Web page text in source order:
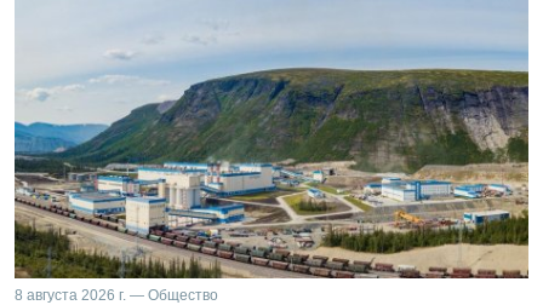
8 августа 2026 г. — Общество